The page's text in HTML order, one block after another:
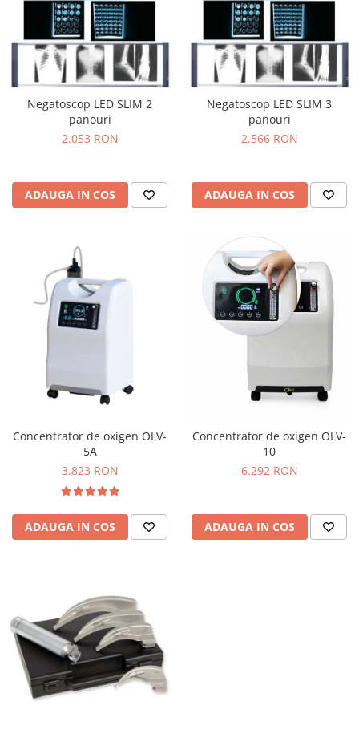
Negatoscop LED SLIM 2
panouri
2.053 RON
ADAUGA IN COS
Negatoscop LED SLIM 3
panouri
2.566 RON
ADAUGA IN COS
Concentrator de oxigen OLV-
5A
3.823 RON
ADAUGA IN COS
Concentrator de oxigen OLV-
10
6.292 RON
ADAUGA IN COS